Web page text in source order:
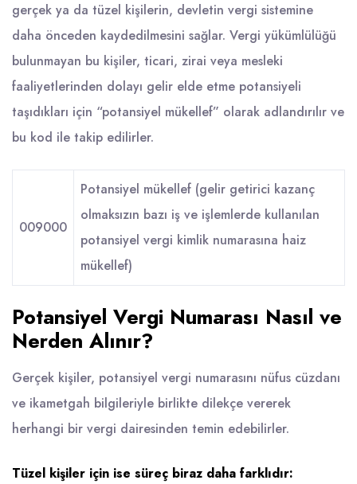
gerçek ya da tüzel kişilerin, devletin vergi sistemine
daha önceden kaydedilmesini sağlar. Vergi yükümlülüğü
bulunmayan bu kişiler, ticari, zirai veya mesleki
faaliyetlerinden dolayı gelir elde etme potansiyeli
taşıdıkları için “potansiyel mükellef” olarak adlandırılır ve
bu kod ile takip edilirler.
009000
Potansiyel mükellef (gelir getirici kazanç
olmaksızın bazı iş ve işlemlerde kullanılan
potansiyel vergi kimlik numarasına haiz
mükellef)
Potansiyel Vergi Numarası Nasıl ve
Nerden Alınır?
Gerçek kişiler, potansiyel vergi numarasını nüfus cüzdanı
ve ikametgah bilgileriyle birlikte dilekçe vererek
herhangi bir vergi dairesinden temin edebilirler.
Tüzel kişiler için ise süreç biraz daha farklıdır: